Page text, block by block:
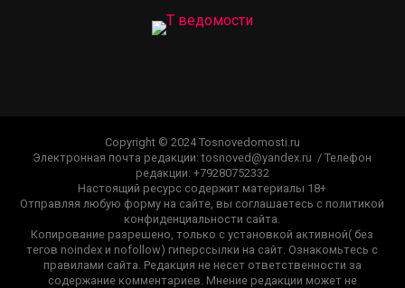
Copyright © 2024 Tosnovedomosti.ru
Электронная почта редакции: tosnoved@yandex.ru / Телефон
редакции: +79280752332
Настоящий ресурс содержит материалы 18+
Отправляя любую форму на сайте, вы соглашаетесь с политикой
конфиденциальности сайта.
Копирование разрешено, только с установкой активной( без
тегов noindex и nofollow) гиперссылки на сайт. Ознакомьтесь с
правилами сайта. Редакция не несет ответственности за
содержание комментариев. Мнение редакции может не